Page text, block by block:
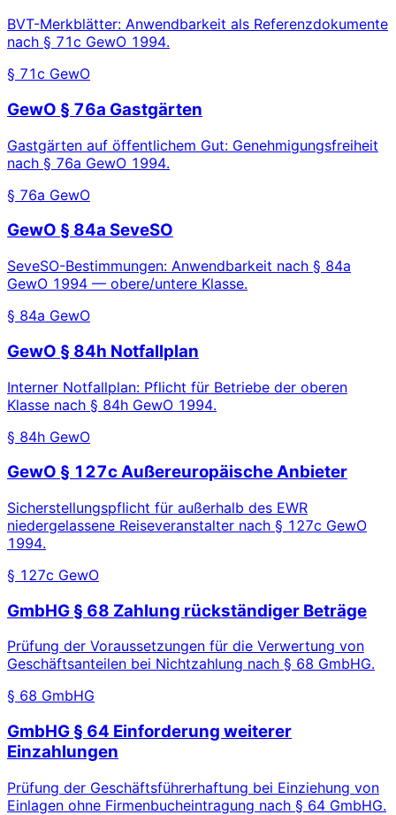
BVT-Merkblätter: Anwendbarkeit als Referenzdokumente
nach § 71c GewO 1994.
§ 71c GewO
GewO § 76a Gastgärten
Gastgärten auf öffentlichem Gut: Genehmigungsfreiheit
nach § 76a GewO 1994.
§ 76a GewO
GewO § 84a SeveSO
SeveSO-Bestimmungen: Anwendbarkeit nach § 84a
GewO 1994 — obere/untere Klasse.
§ 84a GewO
GewO § 84h Notfallplan
Interner Notfallplan: Pflicht für Betriebe der oberen
Klasse nach § 84h GewO 1994.
§ 84h GewO
GewO § 127c Außereuropäische Anbieter
Sicherstellungspflicht für außerhalb des EWR
niedergelassene Reiseveranstalter nach § 127c GewO
1994.
§ 127c GewO
GmbHG § 68 Zahlung rückständiger Beträge
Prüfung der Voraussetzungen für die Verwertung von
Geschäftsanteilen bei Nichtzahlung nach § 68 GmbHG.
§ 68 GmbHG
GmbHG § 64 Einforderung weiterer
Einzahlungen
Prüfung der Geschäftsführerhaftung bei Einziehung von
Einlagen ohne Firmenbucheintragung nach § 64 GmbHG.